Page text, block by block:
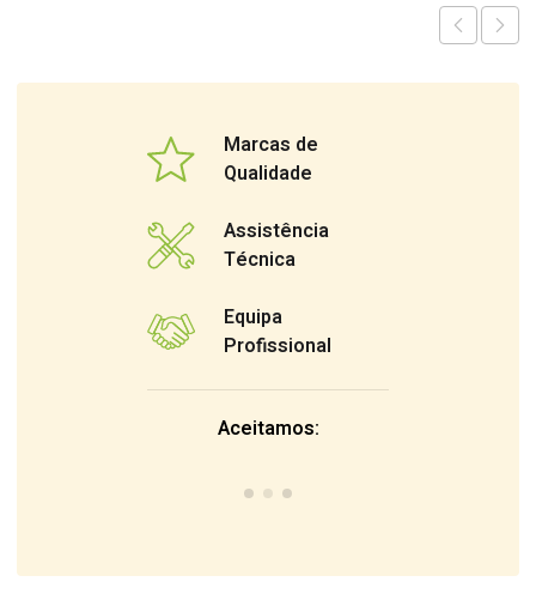
Marcas de
Qualidade
Assistência
Técnica
Equipa
Profissional
Aceitamos: